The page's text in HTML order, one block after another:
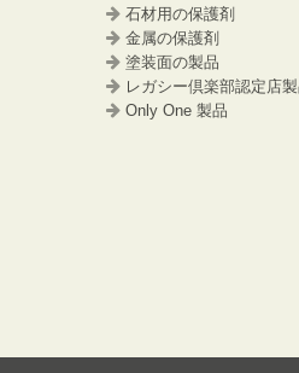
石材用の保護剤
金属の保護剤
塗装面の製品
レガシー倶楽部認定店
Only One 製品